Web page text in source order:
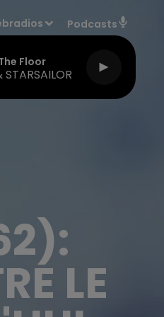
Podcasts
Floor
LE